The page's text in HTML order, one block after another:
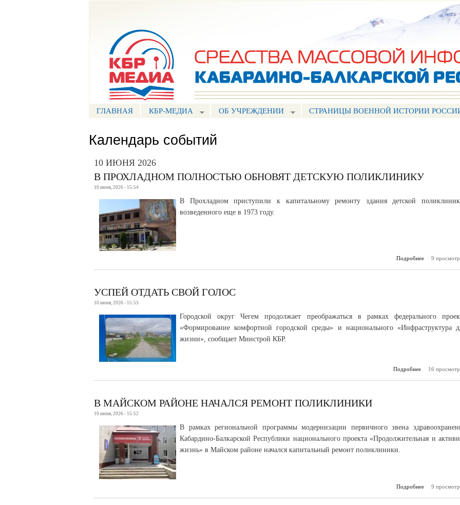
ГЛАВНАЯ КБР-МЕДИА ОБ УЧРЕЖДЕНИИ СТРАНИЦЫ ВОЕННОЙ ИСТОРИИ
Календарь событий
10 ИЮНЯ 2026
В ПРОХЛАДНОМ ПОЛНОСТЬЮ ОБНОВЯТ ДЕТСКУЮ ПОЛИКЛИНИКУ
10 июня, 2026 - 15:54
В Прохладном приступили к капитальному ремонту здания детской
возведенного еще в 1973 году.
Подробнее
о В
9
УСПЕЙ ОТДАТЬ СВОЙ ГОЛОС
10 июня, 2026 - 15:53
Городской округ Чегем продолжает преображаться в рамках федерального
«Формирование комфортной городской среды» и национального «Инфраструктура
жизни», сообщает Минстрой КБР.
Подробнее
о Успей
16
В МАЙСКОМ РАЙОНЕ НАЧАЛСЯ РЕМОНТ ПОЛИКЛИНИКИ
10 июня, 2026 - 15:52
В рамках региональной программы модернизации первичного звена
Кабардино-Балкарской Республики национального проекта «Продолжительная и
жизнь» в Майском районе начался капитальный ремонт поликлиники.
Подробнее
о В Майском
9